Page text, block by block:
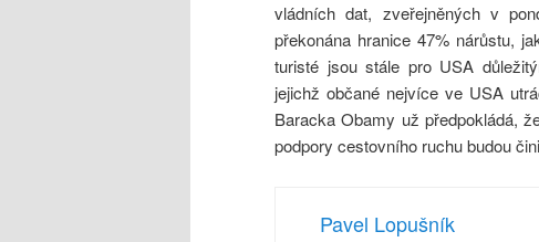
vládních dat, zveřejněných v
překonána hranice 47% nárůstu,
turisté jsou stále pro USA
jejichž občané nejvíce ve USA
Baracka Obamy už předpokládá,
podpory cestovního ruchu budou
Pavel Lopušník